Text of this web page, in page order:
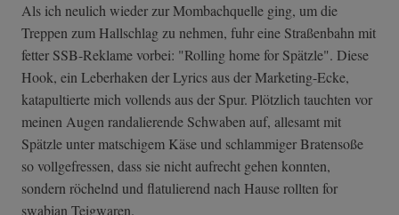
Als ich neulich wieder zur Mombachquelle ging, um die
Treppen zum Hallschlag zu nehmen, fuhr eine Straßenbahn mit
fetter SSB-Reklame vorbei: "Rolling home for Spätzle". Diese
Hook, ein Leberhaken der Lyrics aus der Marketing-Ecke,
katapultierte mich vollends aus der Spur. Plötzlich tauchten vor
meinen Augen randalierende Schwaben auf, allesamt mit
Spätzle unter matschigem Käse und schlammiger Bratensoße
so vollgefressen, dass sie nicht aufrecht gehen konnten,
sondern röchelnd und flatulierend nach Hause rollten for
swabian Teigwaren.